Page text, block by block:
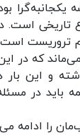
یکجانبه‌گرا
است.
تروریست
که در
و این بار
که همه باید
را ادامه